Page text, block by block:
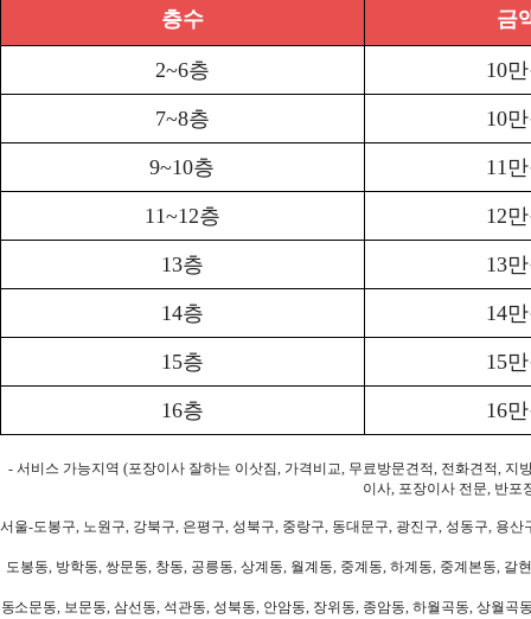
층수 금
2~6층 10
7~8층 10
9~10층 11
11~12층 12
13층 13
14층 14
15층 15
16층 16
- 서비스 가능지역 (포장이사 잘하는 이삿짐, 가격비교, 무료방문견적, 전화견적,
이사, 포장이사 전문, 반포
서울-도봉구, 노원구, 강북구, 은평구, 성북구, 중랑구, 동대문구, 광진구, 성동구, 용
도봉동, 방학동, 쌍문동, 창동, 공릉동, 상계동, 월계동, 중계동, 하계동, 중계본동,
동소문동, 보문동, 삼선동, 석관동, 성북동, 안암동, 장위동, 종암동, 하월곡동, 상월